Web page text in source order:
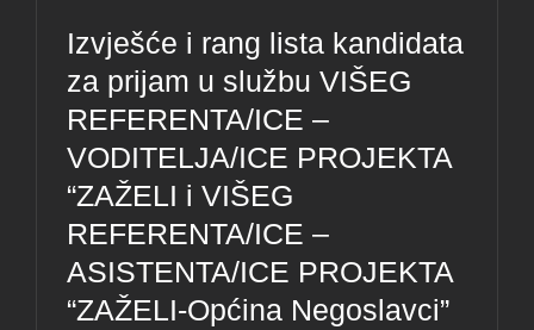
Izvješće i rang lista kandidata
za prijam u službu VIŠEG
REFERENTA/ICE –
VODITELJA/ICE PROJEKTA
“ZAŽELI i VIŠEG
REFERENTA/ICE –
ASISTENTA/ICE PROJEKTA
“ZAŽELI-Općina Negoslavci”